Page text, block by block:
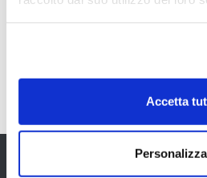
Accetta
Personalizza
4 acquisti su titoli Nasdaq: